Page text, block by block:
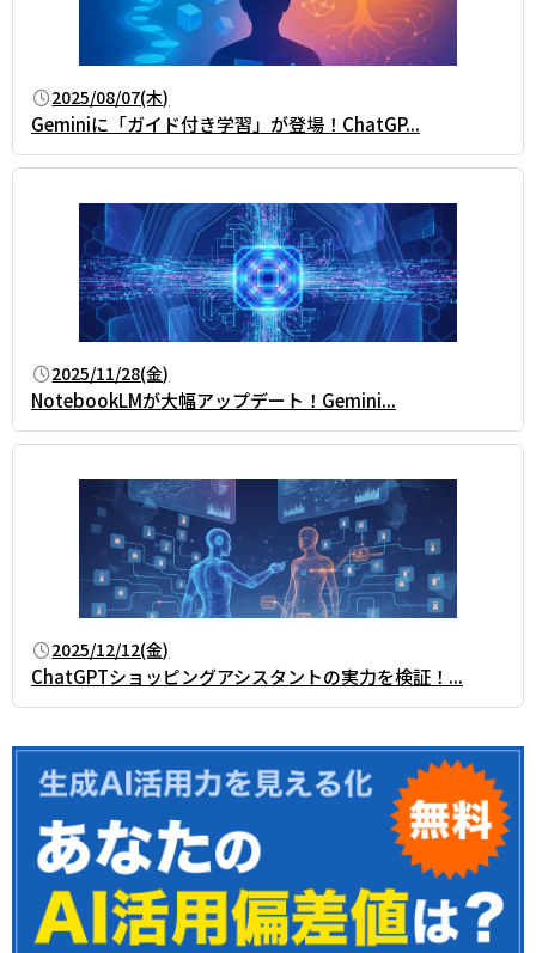
2025/08/07(木)
Geminiに「ガイド付き学習」が登場！ChatGP...
2025/11/28(金)
NotebookLMが大幅アップデート！Gemini...
2025/12/12(金)
ChatGPTショッピングアシスタントの実力を検証！...